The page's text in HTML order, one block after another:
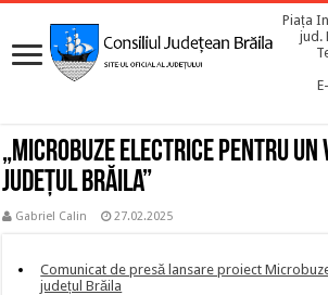
Piața
jud.
„Microbuze electrice pentru
județul Brăila”
Gabriel Calin 27.02.2025
Comunicat de presă lansare proiect
județul Brăila